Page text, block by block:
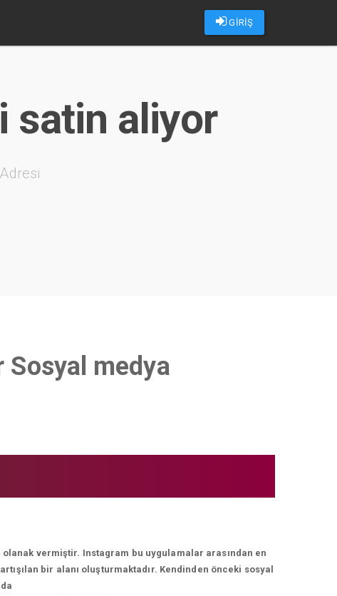
GİRİŞ
satin aliyor
medya
vermiştir. Instagram bu uygulamalar arasından en
bir alanı oluşturmaktadır. Kendinden önceki sosyal